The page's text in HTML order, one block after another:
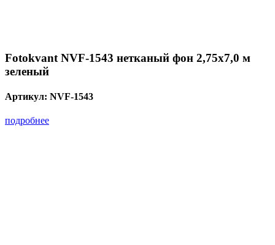
Fotokvant NVF-1543 нетканый фон 2,75х7,0 м
зеленый
Артикул: NVF-1543
подробнее